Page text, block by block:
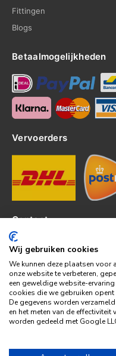
Fittingen
Blogs
Betaalmogelijkheden
Vervoerders
Contact
Kerkhof 8, 4301EP Zierikzee
tel: 0111-820382
info@topledshop.nl
KVK: 34380695
BTW: NL001286892B39
Bank: KNAB
Rek: NL86KNAB0257746951
Wij gebruiken cookies
We kunnen deze plaatsen voor
onze website te verbeteren,
een geweldige website-
cookies die we gebruiken
De gegevens worden
en het meten van de effectiviteit
worden gedeeld met Google